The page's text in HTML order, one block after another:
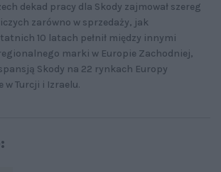
dekad pracy dla Skody zajmował szereg
zarówno w sprzedaży, jak
10 latach pełnił między innymi
marki w Europie Zachodniej,
Skody na 22 rynkach Europy
w Turcji i Izraelu.